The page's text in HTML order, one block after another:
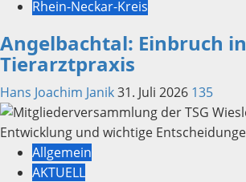
Rhein-Neckar-Kreis
Angelbachtal: Einbruch in
Tierarztpraxis
Hans Joachim Janik31. Juli 2026 135
Allgemein
AKTUELL